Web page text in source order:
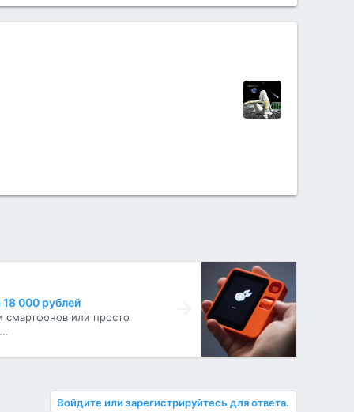
18 000 рублей
смартфонов или просто
Войдите или зарегистрируйтесь для ответа.